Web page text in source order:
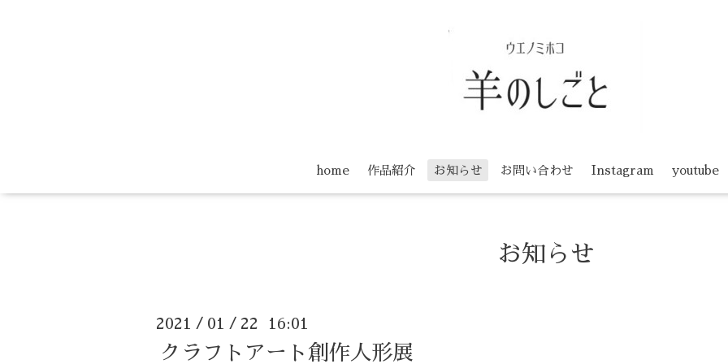
home 作品紹介 お知らせ お問い合わせ Instagram youtube
お知らせ
2021 / 01 / 22 16:01
クラフトアート創作人形展